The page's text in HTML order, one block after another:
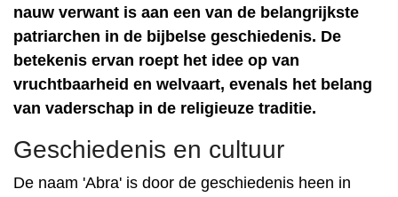
nauw verwant is aan een van de belangrijkste
patriarchen in de bijbelse geschiedenis. De
betekenis ervan roept het idee op van
vruchtbaarheid en welvaart, evenals het belang
van vaderschap in de religieuze traditie.
Geschiedenis en cultuur
De naam 'Abra' is door de geschiedenis heen in